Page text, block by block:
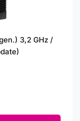
3,2 GHz /